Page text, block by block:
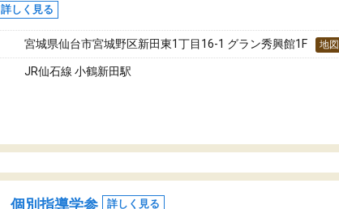
詳しく見る
宮城県仙台市宮城野区新田東1丁目16-1 グラン秀興館1F 地
JR仙石線 小鶴新田駅
個別指導学参 詳しく見る